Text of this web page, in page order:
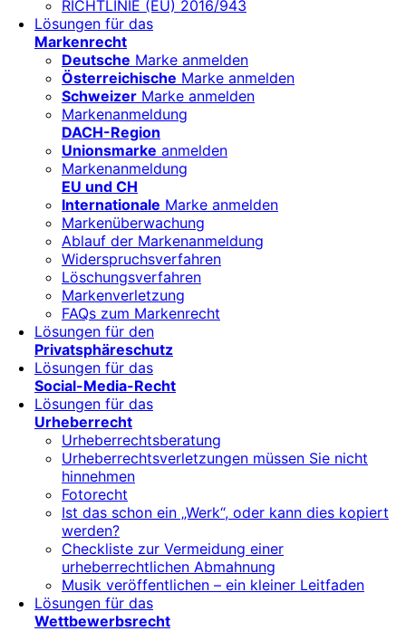
RICHTLINIE (EU) 2016/943
Lösungen für das
Markenrecht
Deutsche Marke anmelden
Österreichische Marke anmelden
Schweizer Marke anmelden
Markenanmeldung
DACH-Region
Unionsmarke anmelden
Markenanmeldung
EU und CH
Internationale Marke anmelden
Markenüberwachung
Ablauf der Markenanmeldung
Widerspruchsverfahren
Löschungsverfahren
Markenverletzung
FAQs zum Markenrecht
Lösungen für den
Privatsphäreschutz
Lösungen für das
Social-Media-Recht
Lösungen für das
Urheberrecht
Urheberrechtsberatung
Urheberrechtsverletzungen müssen Sie nicht
hinnehmen
Fotorecht
Ist das schon ein „Werk“, oder kann dies kopiert
werden?
Checkliste zur Vermeidung einer
urheberrechtlichen Abmahnung
Musik veröffentlichen – ein kleiner Leitfaden
Lösungen für das
Wettbewerbsrecht